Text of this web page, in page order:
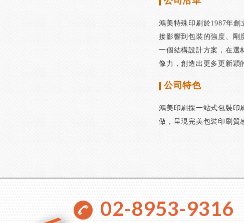
鴻美特殊印刷於1987年
接影響到包裝的強度、剛
一個結構設計方案，在選
像力，創造出更多更新穎
公司特色
鴻美印刷採一站式包裝印
做，呈現完美包裝印刷質
02-8953-9316